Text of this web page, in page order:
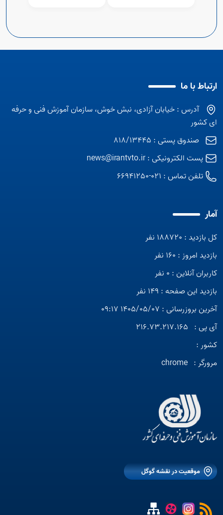
ارتباط با ما
آدرس : خیابان آزادی، نبش خوش، سازمان آموزش فنی و حرفه
ای کشور
صندوق پستی : 818/13445
پست الکترونیکی :news@irantvto.ir
تلفن تماس : 021-66941250
آمار
کل بازدید : 188720 نفر
بازدید امروز : 160 نفر
کاربران آنلاین : 0 نفر
بازدید این صفحه : 149 نفر
آخرین بروزرسانی : 1405/05/07 09:17
آی پی : 216.73.217.165
کشور :
مرورگر : chrome
موقعیت در نقشه گوگل